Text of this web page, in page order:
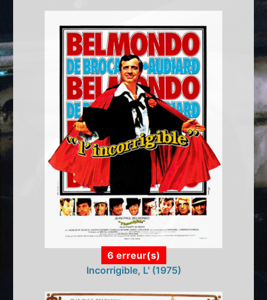
6 erreur(s)
Incorrigible, L' (1975)